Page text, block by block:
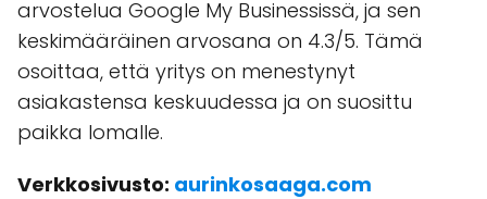
arvostelua Google My Businessissä, ja sen
keskimääräinen arvosana on 4.3/5. Tämä
osoittaa, että yritys on menestynyt
asiakastensa keskuudessa ja on suosittu
paikka lomalle.
Verkkosivusto: aurinkosaaga.com